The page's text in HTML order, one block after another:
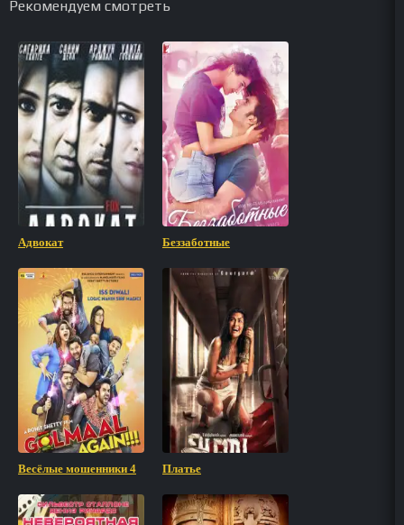
Рекомендуем смотреть
Адвокат Беззаботные
Весёлые мошенники 4 Платье